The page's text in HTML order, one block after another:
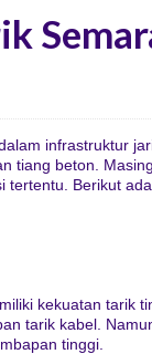
infrastruktur
tiang beton.
tertentu. Berikut
kekuatan tarik
tarik kabel.
tinggi.